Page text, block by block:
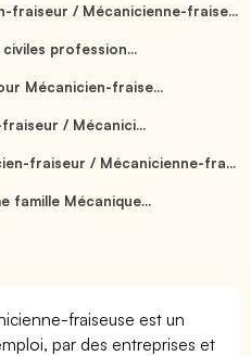
fraiseur / Mécanicienne-fraise...
profession...
Mécanicien-fraise...
/ Mécanici...
fraiseur / Mécanicienne-fra...
famille Mécanique...
fraiseuse est un
par des entreprises et